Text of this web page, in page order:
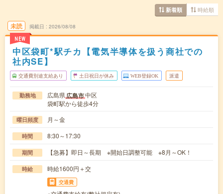
新着順 時給順
未読
NEW
掲載日 2026/08/08
中区袋町*駅チカ【電気半導体を扱う商社での
社内SE】
交通費別途支給あり 土日祝日が休み WEB登録OK 派遣
勤務地 広島県広島市中区
袋町駅から徒歩4分
曜日頻度 月～金
時間 8:30～17:30
期間 【急募】即日～長期 ※開始日調整可能 ※8月～OK！
時給 時給1600円＋交
交通費